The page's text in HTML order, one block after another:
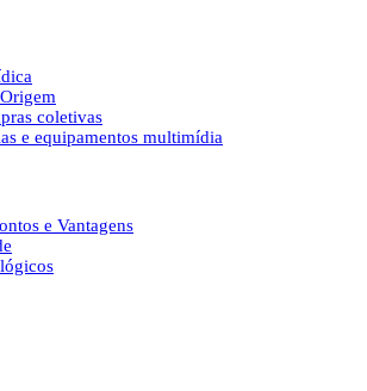
coletivas
e equipamentos multimídia
e Vantagens